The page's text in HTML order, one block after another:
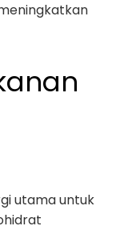
utama untuk